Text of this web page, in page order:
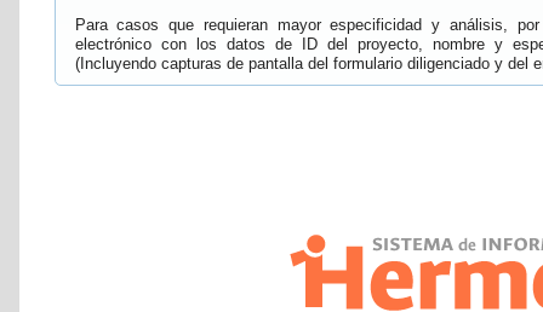
Para casos que requieran mayor especificidad y análisis,
electrónico con los datos de ID del proyecto, nombre y
(Incluyendo capturas de pantalla del formulario diligenciado y del